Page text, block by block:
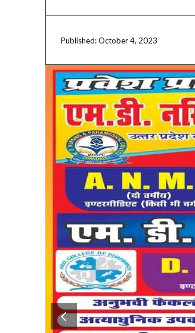
Published:October 4, 2023